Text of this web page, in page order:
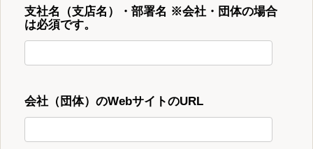
支社名（支店名）・部署名 ※会社・団体の場合
は必須です。
会社（団体）のWebサイトのURL